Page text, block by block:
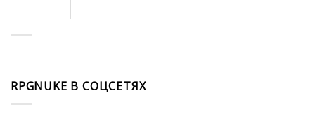
RPGNUKE В СОЦСЕТЯХ